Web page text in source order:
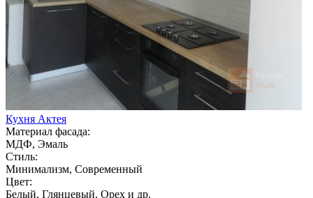
Кухня Актея
Материал фасада:
МДФ, Эмаль
Стиль:
Минимализм, Современный
Цвет:
Белый, Глянцевый, Орех и др.